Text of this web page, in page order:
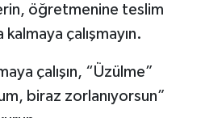
öğretmenine teslim
çalışmayın.
çalışın, “Üzülme”
biraz zorlanıyorsun”